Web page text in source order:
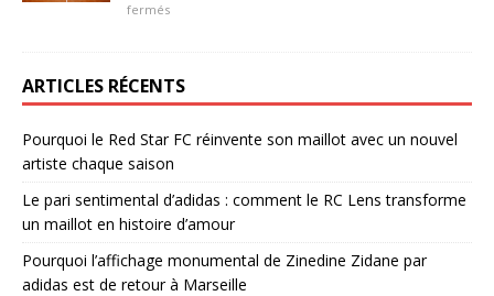
fermés
ARTICLES RÉCENTS
Pourquoi le Red Star FC réinvente son maillot avec un nouvel
artiste chaque saison
Le pari sentimental d’adidas : comment le RC Lens transforme
un maillot en histoire d’amour
Pourquoi l’affichage monumental de Zinedine Zidane par
adidas est de retour à Marseille